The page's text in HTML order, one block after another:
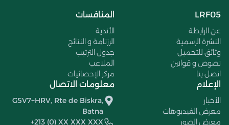
LRF05
عن الرابطة
النشرة الرسمية
وثائق للتحميل
نصوص و قوانين
اتصل بنا
المنافسات
الأندية
الرزنامة و النتائج
جدول الترتيب
الملاعب
مركز الإحصائيات
الإعلام
الأخبار
معرض الفيديوهات
معرض الصور
معلومات الاتصال
G5V7+HRV, Rte de Biskra,
Batna
+213 (0) XX XXX XXX